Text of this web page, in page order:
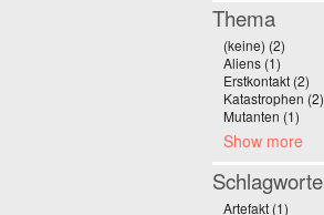
Thema
(keine) (2)
Aliens (1)
Erstkontakt (2)
Katastrophen (2)
Mutanten (1)
Show more
Schlagworte
Artefakt (1)